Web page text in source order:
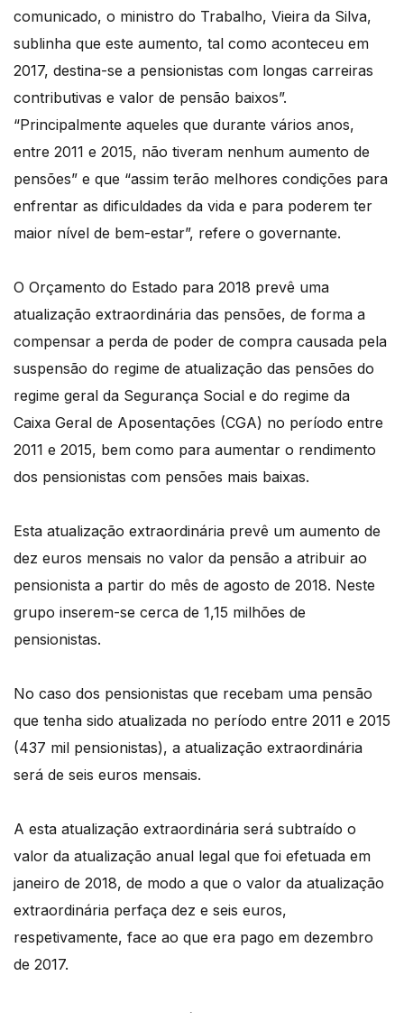
comunicado, o ministro do Trabalho, Vieira da Silva,
sublinha que este aumento, tal como aconteceu em
2017, destina-se a pensionistas com longas carreiras
contributivas e valor de pensão baixos”.
“Principalmente aqueles que durante vários anos,
entre 2011 e 2015, não tiveram nenhum aumento de
pensões” e que “assim terão melhores condições para
enfrentar as dificuldades da vida e para poderem ter
maior nível de bem-estar”, refere o governante.
O Orçamento do Estado para 2018 prevê uma
atualização extraordinária das pensões, de forma a
compensar a perda de poder de compra causada pela
suspensão do regime de atualização das pensões do
regime geral da Segurança Social e do regime da
Caixa Geral de Aposentações (CGA) no período entre
2011 e 2015, bem como para aumentar o rendimento
dos pensionistas com pensões mais baixas.
Esta atualização extraordinária prevê um aumento de
dez euros mensais no valor da pensão a atribuir ao
pensionista a partir do mês de agosto de 2018. Neste
grupo inserem-se cerca de 1,15 milhões de
pensionistas.
No caso dos pensionistas que recebam uma pensão
que tenha sido atualizada no período entre 2011 e 2015
(437 mil pensionistas), a atualização extraordinária
será de seis euros mensais.
A esta atualização extraordinária será subtraído o
valor da atualização anual legal que foi efetuada em
janeiro de 2018, de modo a que o valor da atualização
extraordinária perfaça dez e seis euros,
respetivamente, face ao que era pago em dezembro
de 2017.